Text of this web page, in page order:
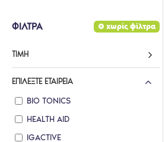
ΦΙΛΤΡΑ χωρίς φίλτρα
ΤΙΜΉ
ΕΠΙΛΈΞΤΕ ΕΤΑΙΡΕΊΑ
BIO TONICS
HEALTH AID
IGACTIVE